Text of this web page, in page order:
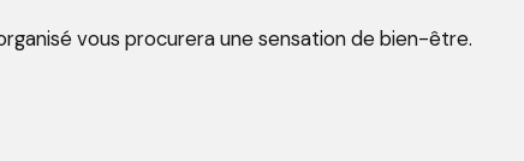
vous procurera une sensation de bien-être.